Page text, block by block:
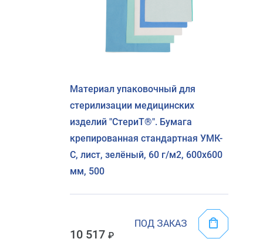
Материал упаковочный для
стерилизации медицинских
изделий "СтериТ®". Бумага
крепированная стандартная УМК-
С, лист, зелёный, 60 г/м2, 600х600
мм, 500
10 517
ПОД ЗАКАЗ